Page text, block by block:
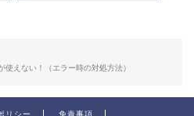
使えない！（エラー時の対処方法）
リシー 免責事項